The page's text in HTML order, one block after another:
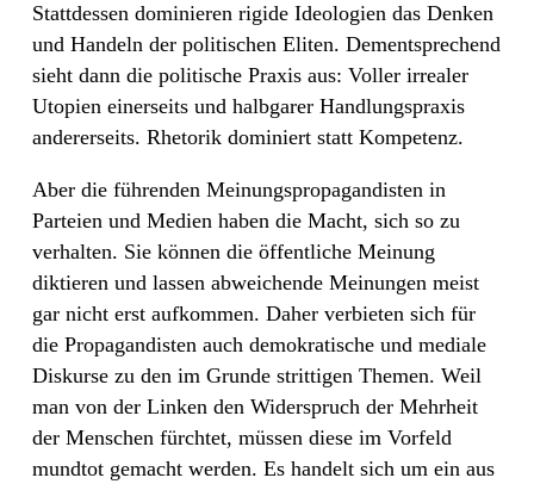
Stattdessen dominieren rigide Ideologien das Denken
und Handeln der politischen Eliten. Dementsprechend
sieht dann die politische Praxis aus: Voller irrealer
Utopien einerseits und halbgarer Handlungspraxis
andererseits. Rhetorik dominiert statt Kompetenz.
Aber die führenden Meinungspropagandisten in
Parteien und Medien haben die Macht, sich so zu
verhalten. Sie können die öffentliche Meinung
diktieren und lassen abweichende Meinungen meist
gar nicht erst aufkommen. Daher verbieten sich für
die Propagandisten auch demokratische und mediale
Diskurse zu den im Grunde strittigen Themen. Weil
man von der Linken den Widerspruch der Mehrheit
der Menschen fürchtet, müssen diese im Vorfeld
mundtot gemacht werden. Es handelt sich um ein aus